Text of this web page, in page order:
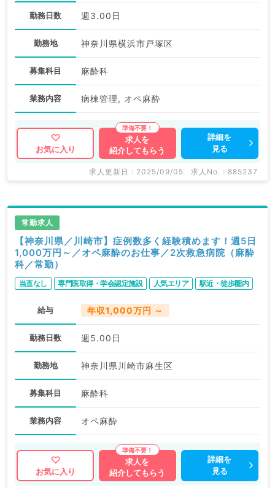
勤務日数 週3.00日
勤務地 神奈川県横浜市戸塚区
募集科目 麻酔科
業務内容 病棟管理, オペ麻酔
お気に入り
求人を
紹介してもらう
詳細を
見る
求人更新日 : 2025/09/05 求人No. : 885237
常勤求人
【神奈川県／川崎市】症例数多く経験積めます！週5日
1,000万円～／オペ麻酔のお仕事／2次救急病院（麻酔
科／常勤）
当直なし 専門医取得・学会認定施設 人気エリア 駅近・徒歩圏内
給与 年収1,000万円 ～
勤務日数 週5.00日
勤務地 神奈川県川崎市麻生区
募集科目 麻酔科
業務内容 オペ麻酔
お気に入り
求人を
紹介してもらう
詳細を
見る